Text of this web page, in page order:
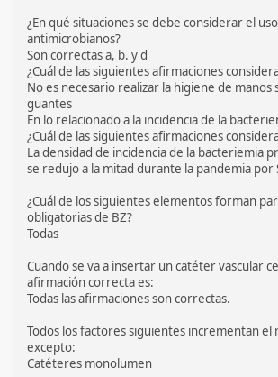
¿En qué situaciones se debe considerar el
antimicrobianos?
Son correctas a, b. y d
¿Cuál de las siguientes afirmaciones
No es necesario realizar la higiene de manos
guantes
En lo relacionado a la incidencia de la
¿Cuál de las siguientes afirmaciones
La densidad de incidencia de la bacteriemia
se redujo a la mitad durante la pandemia por
¿Cuál de los siguientes elementos forman
obligatorias de BZ?
Todas
Cuando se va a insertar un catéter vascular
afirmación correcta es:
Todas las afirmaciones son correctas.
Todos los factores siguientes incrementan el
excepto:
Catéteres monolumen